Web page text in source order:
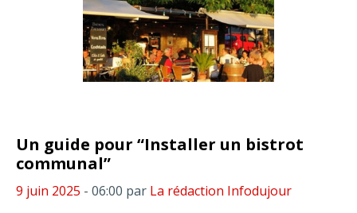
Un guide pour “Installer un bistrot
communal”
9 juin 2025 - 06:00 par La rédaction Infodujour